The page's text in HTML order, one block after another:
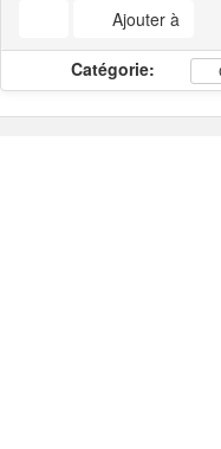
Ajouter à
Catégorie: